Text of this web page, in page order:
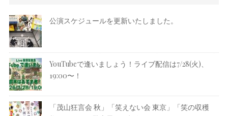
公演スケジュールを更新いたしました。
YouTubeで逢いましょう！ライブ配信は7/28(火)、
19:00〜！
「茂山狂言会 秋」「笑えない会 東京」「笑の収穫